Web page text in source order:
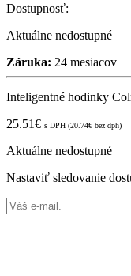
Dostupnosť:
Aktuálne nedostupné
Záruka: 24 mesiacov
Inteligentné hodinky
25.51€ s DPH (20.74€ bez dph)
Aktuálne nedostupné
Nastaviť sledovanie